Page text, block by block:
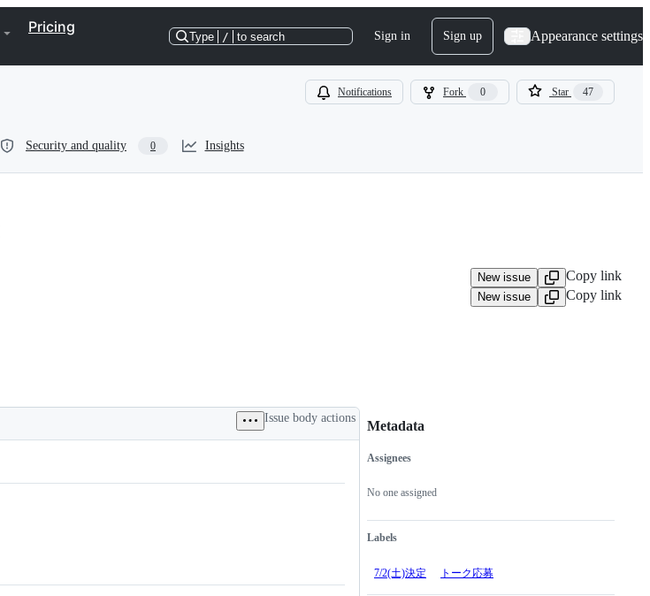
Pricing
Type / to search Sign in Sign up Appearance settings
Notifications Fork 0 Star 47
Security and quality 0 Insights
New issue Copy link
New issue
Copy link
Issue body actions
Metadata
Metadata
Assignees
No one assigned
Labels
7/2(土)決定 トーク応募
Issue
actions